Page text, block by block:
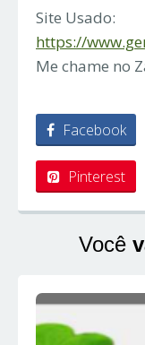
Site Usado:
https://
Me chame no
Facebook
Pinterest
Você